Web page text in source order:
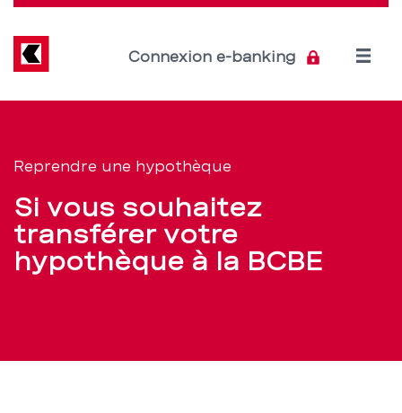
une
hypothèque
pour
faire
économies
Direkt
Inhalt
Connexion e-banking
Open
navigation
de
service
Reprendre une hypothèque
Si vous souhaitez
transférer votre
hypothèque à la BCBE